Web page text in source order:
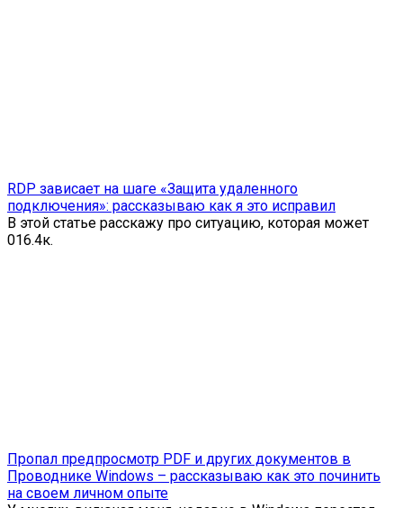
RDP зависает на шаге «Защита удаленного
подключения»: рассказываю как я это исправил
В этой статье расскажу про ситуацию, которая может
016.4к.
Пропал предпросмотр PDF и других документов в
Проводнике Windows – рассказываю как это починить
на своем личном опыте